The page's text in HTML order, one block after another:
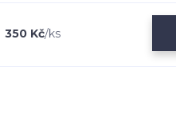
350 Kč/ks